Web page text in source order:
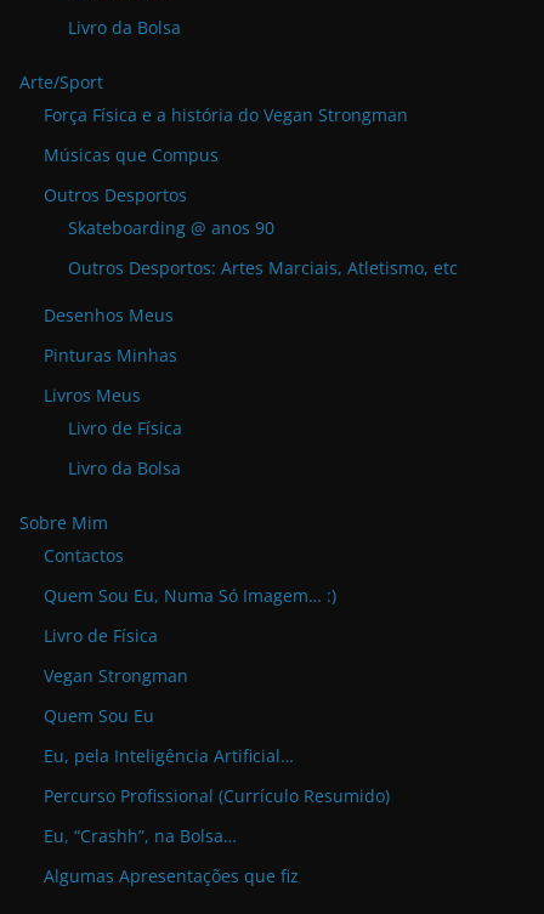
Livro da Bolsa
Arte/Sport
Força Física e a história do Vegan Strongman
Músicas que Compus
Outros Desportos
Skateboarding @ anos 90
Outros Desportos: Artes Marciais, Atletismo, etc
Desenhos Meus
Pinturas Minhas
Livros Meus
Livro de Física
Livro da Bolsa
Sobre Mim
Contactos
Quem Sou Eu, Numa Só Imagem… :)
Livro de Física
Vegan Strongman
Quem Sou Eu
Eu, pela Inteligência Artificial…
Percurso Profissional (Currículo Resumido)
Eu, “Crashh”, na Bolsa…
Algumas Apresentações que fiz